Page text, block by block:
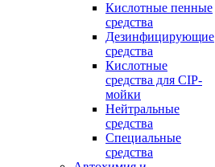
Кислотные пенные
средства
Дезинфицирующие
средства
Кислотные
средства для CIP-
мойки
Нейтральные
средства
Специальные
средства